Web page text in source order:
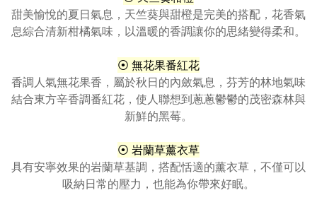
甜美愉悅的夏日氣息，天竺葵與甜橙是完美的搭配，花香氣
息綜合清新柑橘氣味，以溫暖的香調讓你的思緒變得柔和。
⦿ 無花果番紅花
香調人氣無花果香，屬於秋日的內斂氣息，芬芳的林地氣味
結合東方辛香調番紅花，使人聯想到蔥蔥鬱鬱的茂密森林與
新鮮的黑莓。
⦿ 岩蘭草薰衣草
具有安寧效果的岩蘭草基調，搭配恬適的薰衣草，不僅可以
吸納日常的壓力，也能為你帶來好眠。